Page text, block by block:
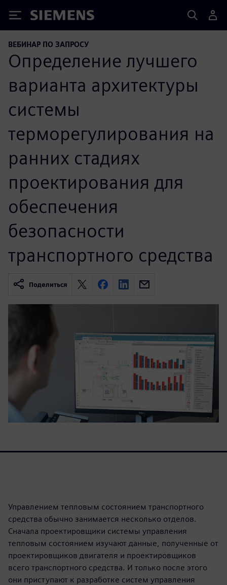
Siemens
ВЕБИНАР ПО ЗАПРОСУ
Определение лучшего
варианта архитектуры
системы
терморегулирования на
ранних стадиях
проектирования для
обеспечения
безопасности
транспортного средства
Поделиться
Управлением тепловым состоянием транспортного
средства обычно занимается несколько отделов.
Сначала проектировщики системы управления
тепловым состоянием изучают данные, полученные от
проектировщиков двигателя и проектировщиков
всего транспортного средства. И только после этого
они приступают к разработке систем управления